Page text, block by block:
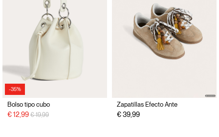
-35%
Bolso tipo cubo
€ 12,99 precio rebajado desde
€ 19,99a
Zapatillas Efecto Ante
€ 39,99